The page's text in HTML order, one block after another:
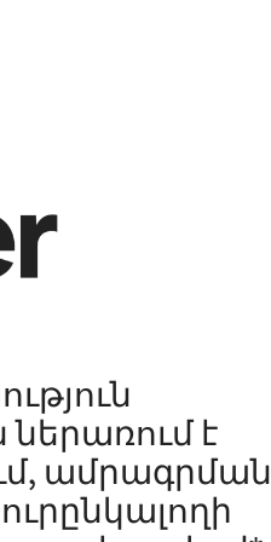
ներառում է
ամրագրման